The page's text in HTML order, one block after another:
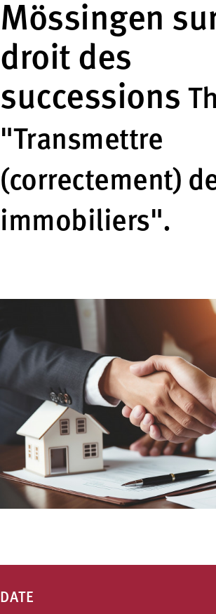
Mössingen
droit des
successions
"Transmettre
(correctement)
immobiliers".
DATE